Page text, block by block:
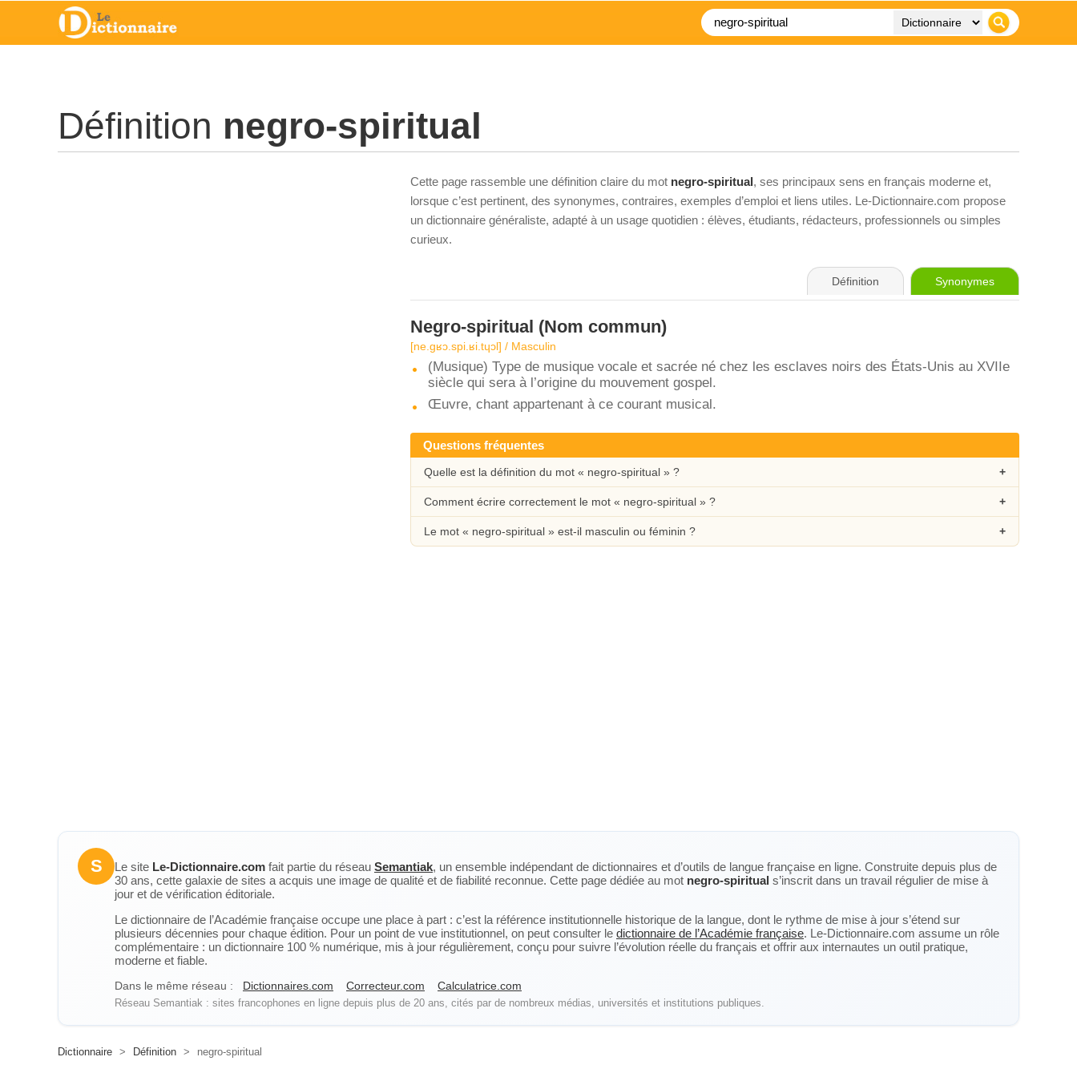
Définition negro-spiritual
Cette page rassemble une définition claire du mot negro-spiritual, ses principaux sens en français moderne et,
lorsque c’est pertinent, des synonymes, contraires, exemples d’emploi et liens utiles. Le-Dictionnaire.com propose
un dictionnaire généraliste, adapté à un usage quotidien : élèves, étudiants, rédacteurs, professionnels ou simples
curieux.
Définition Synonymes
Negro-spiritual (Nom commun)
[ne.ɡʁɔ.spi.ʁi.tɥɔl] / Masculin
(Musique) Type de musique vocale et sacrée né chez les esclaves noirs des États-Unis au XVIIe
siècle qui sera à l’origine du mouvement gospel.
Œuvre, chant appartenant à ce courant musical.
Questions fréquentes
Quelle est la définition du mot « negro-spiritual » ?
Comment écrire correctement le mot « negro-spiritual » ?
Le mot « negro-spiritual » est-il masculin ou féminin ?
S Le site Le-Dictionnaire.com fait partie du réseau Semantiak, un ensemble indépendant de dictionnaires et d’outils de langue française en ligne. Construite depuis plus de
30 ans, cette galaxie de sites a acquis une image de qualité et de fiabilité reconnue. Cette page dédiée au mot negro-spiritual s’inscrit dans un travail régulier de mise à
jour et de vérification éditoriale.
Le dictionnaire de l’Académie française occupe une place à part : c’est la référence institutionnelle historique de la langue, dont le rythme de mise à jour s’étend sur
plusieurs décennies pour chaque édition. Pour un point de vue institutionnel, on peut consulter le dictionnaire de l’Académie française. Le-Dictionnaire.com assume un rôle
complémentaire : un dictionnaire 100 % numérique, mis à jour régulièrement, conçu pour suivre l’évolution réelle du français et offrir aux internautes un outil pratique,
moderne et fiable.
Dans le même réseau : Dictionnaires.com Correcteur.com Calculatrice.com
Réseau Semantiak : sites francophones en ligne depuis plus de 20 ans, cités par de nombreux médias, universités et institutions publiques.
Dictionnaire > Définition > negro-spiritual